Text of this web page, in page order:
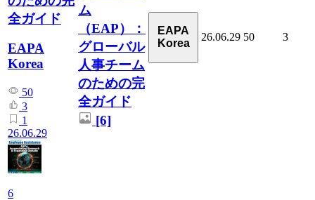
全ガイド
EAPA
Korea
50
3
1
26.06.29
6
ム
（EAP）：
グローバル
人事チーム
のための完
全ガイド
[6]
EAPA
Korea
26.06.29 50 3